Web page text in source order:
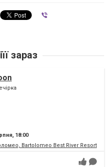
зараз
18:00
Bartolomeo Best River Resort